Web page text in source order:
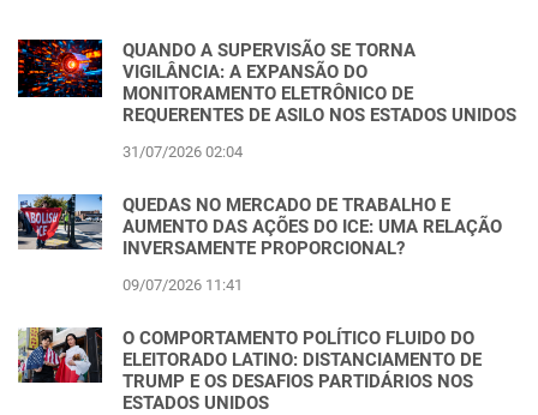
QUANDO A SUPERVISÃO SE TORNA
VIGILÂNCIA: A EXPANSÃO DO
MONITORAMENTO ELETRÔNICO DE
REQUERENTES DE ASILO NOS ESTADOS UNIDOS
31/07/2026 02:04
QUEDAS NO MERCADO DE TRABALHO E
AUMENTO DAS AÇÕES DO ICE: UMA RELAÇÃO
INVERSAMENTE PROPORCIONAL?
09/07/2026 11:41
O COMPORTAMENTO POLÍTICO FLUIDO DO
ELEITORADO LATINO: DISTANCIAMENTO DE
TRUMP E OS DESAFIOS PARTIDÁRIOS NOS
ESTADOS UNIDOS